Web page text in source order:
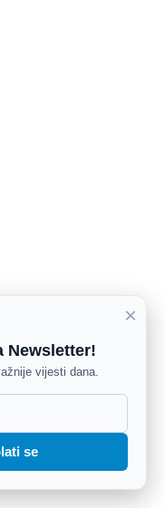
×
Newsletter!
vijesti dana.
se